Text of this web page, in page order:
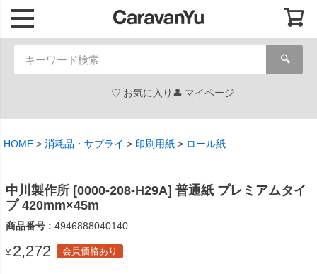
🔍
お気に入り マイページ
HOME 消耗品・サプライ 印刷用紙 ロール紙
中川製作所 [0000-208-H29A] 普通紙 プレミアムタイ
プ 420mm×45m
商品番号 4946888040140
¥ 2,272 会員価格あり